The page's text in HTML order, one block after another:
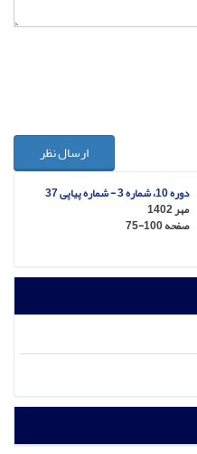
ارسال نظر
دوره 10، شماره 3 - شماره پیاپی 37
مهر 1402
صفحه75-100